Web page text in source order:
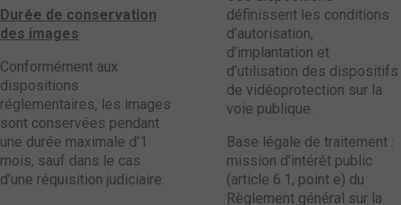
Durée de conservation
des images
Conformément aux
dispositions
réglementaires, les images
sont conservées pendant
une durée maximale d’1
mois, sauf dans le cas
d’une réquisition judiciaire.
définissent les conditions
d’autorisation,
d’implantation et
d’utilisation des dispositifs
de vidéoprotection sur la
voie publique.
Base légale de traitement :
mission d’intérêt public
(article 6.1, point e) du
Règlement général sur la